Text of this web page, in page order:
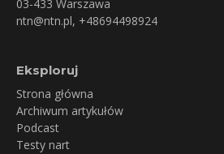
03-433 Warszawa
ntn@ntn.pl, +48694498924
Eksploruj
Strona główna
Archiwum artykułów
Podcast
Testy nart